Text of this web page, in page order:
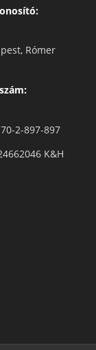
Rómer
2-897-897
K&H